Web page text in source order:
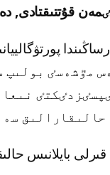
قۇتتىقتادى,
مٷشەسٸ بولىپ
بايلانىس